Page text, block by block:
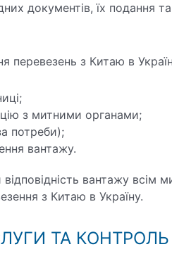
документів, їх подання
перевезень з Китаю в
з митними органами;
потреби);
вантажу.
вантажу всім
з Китаю в Україну.
ТА